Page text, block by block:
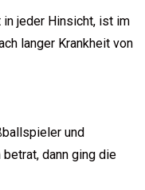
in jeder Hinsicht, ist im
langer Krankheit von
und
dann ging die